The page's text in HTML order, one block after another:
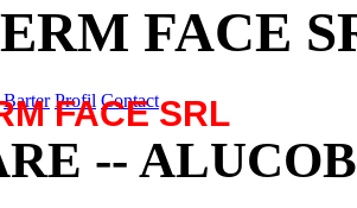
FACE SRL
FACE
Barter Profil Contact
--